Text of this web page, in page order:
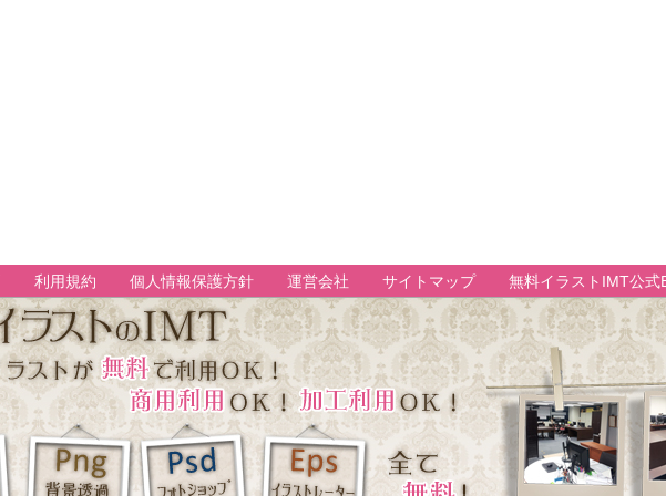
利用規約 個人情報保護方針 運営会社 サイトマップ 無料イラストIMT公式